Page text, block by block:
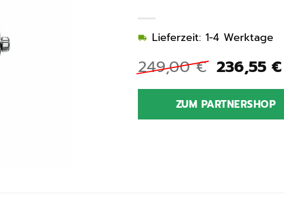
249,00€
Preis
war:
249,00 €
236,55 €
Lieferzeit: 1-4 Werktage
ZUM PARTNERSHOP